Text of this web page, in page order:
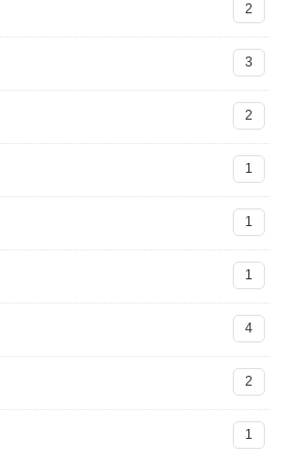
2
3
2
1
1
1
4
2
1